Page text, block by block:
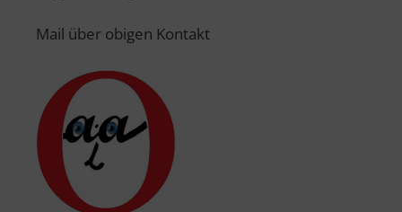
Mail über obigen Kontakt